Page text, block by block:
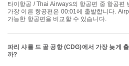
타이항공 / Thai Airways의 항공편 중 항공편 번호 TG483로 운항되는 퍼스행
가장 이른 항공편은 00:01에 출발합니다.
가능한 항공편을 비교할 수 있습니다.
파리 샤를 드 골 공항 (CDG)에서 가장 늦게
까?